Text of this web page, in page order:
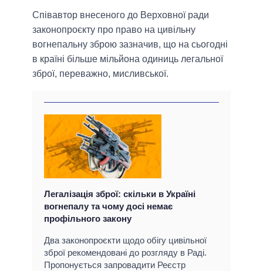
Співавтор внесеного до Верховної ради
законопроєкту про право на цивільну
вогнепальну зброю зазначив, що на сьогодні
в країні більше мільйона одиниць легальної
зброї, переважно, мисливської.
Легалізація зброї: скільки в Україні
вогнепалу та чому досі немає
профільного закону
Два законопроєкти щодо обігу цивільної
зброї рекомендовані до розгляду в Раді.
Пропонується запровадити Реєстр